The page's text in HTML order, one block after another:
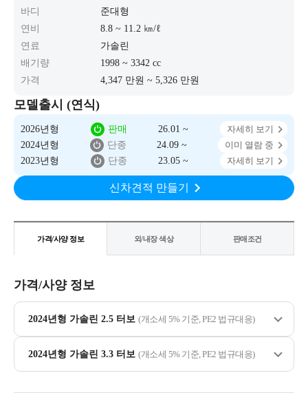
바디
준대형
연비
8.8 ~ 11.2 ㎞/ℓ
연료
가솔린
배기량
1998 ~ 3342 cc
가격
4,347 만원 ~ 5,326 만원
모델출시 (연식)
2026년형 판매 26.01 ~
자세히 보기
2024년형
단종 24.09 ~
이미 열람 중
2023년형
단종 23.05 ~ 자세히 보기
신차견적 만들기
가격/사양 정보 외/내장 색상 판매조건
가격/사양 정보
2024년형 가솔린 2.5 터보 (개소세 5% 기준, PE2 법규대응)
2024년형 가솔린 3.3 터보 (개소세 5% 기준, PE2 법규대응)